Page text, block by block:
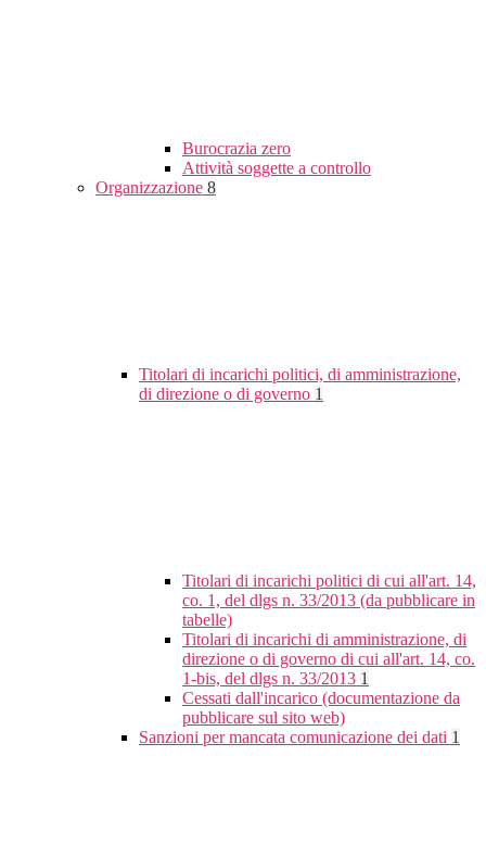
Burocrazia zero
Attività soggette a controllo
Organizzazione 8
Titolari di incarichi politici, di amministrazione,
di direzione o di governo 1
Titolari di incarichi politici di cui all'art. 14,
co. 1, del dlgs n. 33/2013 (da pubblicare in
tabelle)
Titolari di incarichi di amministrazione, di
direzione o di governo di cui all'art. 14, co.
1-bis, del dlgs n. 33/2013 1
Cessati dall'incarico (documentazione da
pubblicare sul sito web)
Sanzioni per mancata comunicazione dei dati 1